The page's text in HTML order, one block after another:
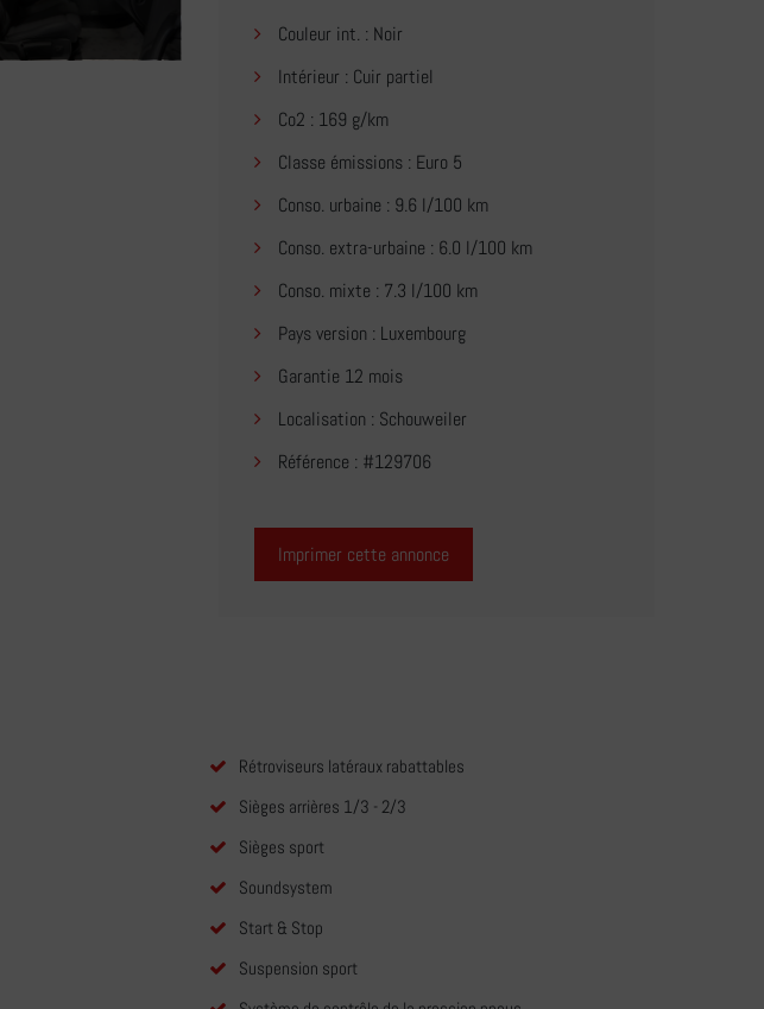
Couleur int. : Noir
Intérieur : Cuir partiel
Co2 : 169 g/km
Classe émissions : Euro 5
Conso. urbaine : 9.6 l/100 km
Conso. extra-urbaine : 6.0 l/100 km
Conso. mixte : 7.3 l/100 km
Pays version : Luxembourg
Garantie 12 mois
Localisation : Schouweiler
Référence : #129706
Imprimer cette annonce
Rétroviseurs latéraux rabattables
Sièges arrières 1/3 - 2/3
Sièges sport
Soundsystem
Start & Stop
Suspension sport